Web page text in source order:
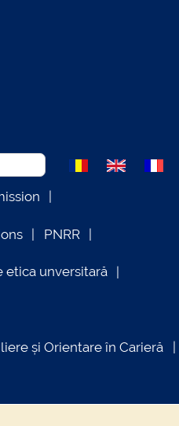
PNRR
etica unversitară
și Orientare în Carieră